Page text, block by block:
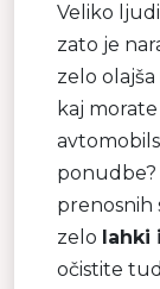
Veliko
zato je
zelo
kaj
prenosnih
zelo lahki
očistite